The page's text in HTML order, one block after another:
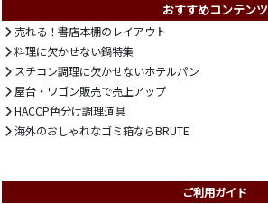
おすすめコンテンツ
売れる！書店本棚のレイアウト
料理に欠かせない鍋特集
スチコン調理に欠かせないホテルパン
屋台・ワゴン販売で売上アップ
HACCP色分け調理道具
海外のおしゃれなゴミ箱ならBRUTE
ご利用ガイド